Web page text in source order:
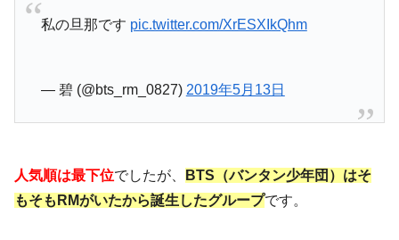
私の旦那です pic.twitter.com/XrESXIkQhm
— 碧 (@bts_rm_0827) 2019年5月13日
人気順は最下位でしたが、
BTS（バンタン少年団）はそ
もそもRMがいたから誕生したグループです。